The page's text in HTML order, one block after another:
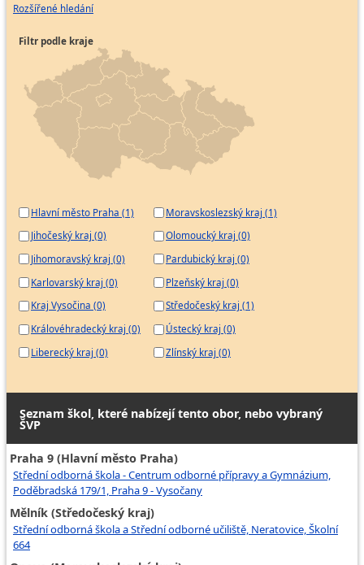
Rozšířené hledání
Filtr podle kraje
Hlavní město Praha (1)
Jihočeský kraj (0)
Jihomoravský kraj (0)
Karlovarský kraj (0)
Kraj Vysočina (0)
Královéhradecký kraj (0)
Liberecký kraj (0)
Moravskoslezský kraj (1)
Olomoucký kraj (0)
Pardubický kraj (0)
Plzeňský kraj (0)
Středočeský kraj (1)
Ústecký kraj (0)
Zlínský kraj (0)
Seznam škol, které nabízejí tento obor, nebo vybraný
ŠVP
Praha 9 (Hlavní město Praha)
Střední odborná škola - Centrum odborné přípravy a Gymnázium,
Poděbradská 179/1, Praha 9 - Vysočany
Mělník (Středočeský kraj)
Střední odborná škola a Střední odborné učiliště, Neratovice, Školní
664